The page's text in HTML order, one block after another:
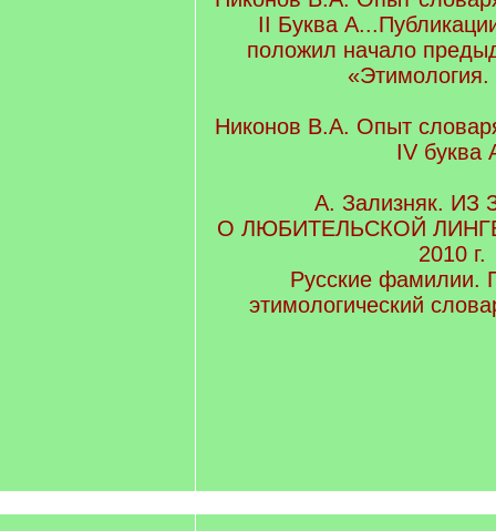
II Буква
положил начало
«Этимология.
Никонов В.А. Опыт
IV буква
А. Зализняк. ИЗ
О ЛЮБИТЕЛЬСКОЙ
2010 г.
Русские фамилии.
этимологический